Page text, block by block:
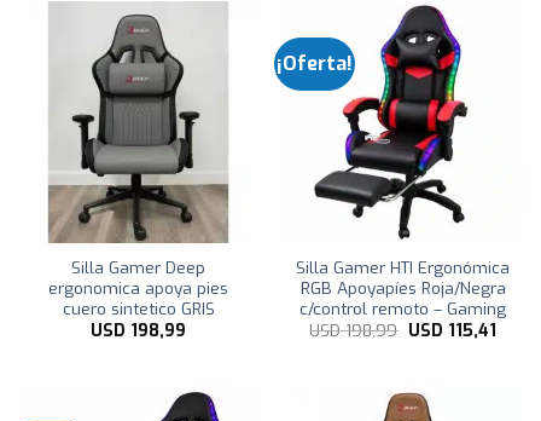
Silla Gamer Deep
ergonomica apoya pies
cuero sintetico GRIS
USD 198,99
¡Oferta!
Silla Gamer HTI Ergonómica
RGB Apoyapíes Roja/Negra
c/control remoto – Gaming
USD198,99 El
USD
198,99.
USD 115,41El